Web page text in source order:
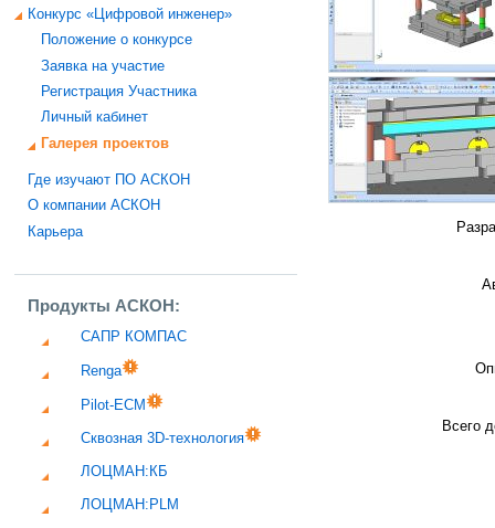
Конкурс «Цифровой инженер»
Положение о конкурсе
Заявка на участие
Регистрация Участника
Личный кабинет
Галерея проектов
Где изучают ПО АСКОН
О компании АСКОН
Карьера
Продукты АСКОН:
САПР КОМПАС
Renga
Pilot-ECM
Сквозная 3D-технология
ЛОЦМАН:КБ
ЛОЦМАН:PLM
Всего